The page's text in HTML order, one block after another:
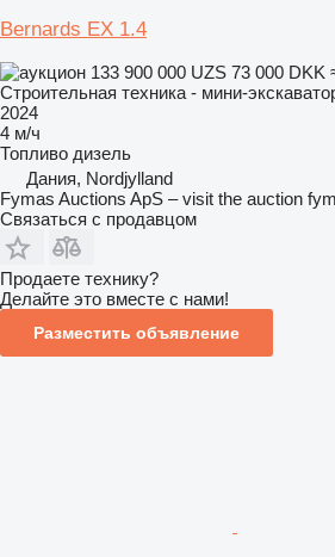
Bernards EX 1.4
133 900 000 UZS 73 000 DKK
Строительная техника - мини-
2024
4 м/ч
Топливо дизель
Дания, Nordjylland
Fymas Auctions ApS – visit the auction
Связаться с продавцом
Продаете технику?
Делайте это вместе с нами!
Разместить объявление